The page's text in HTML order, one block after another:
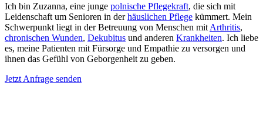
Ich bin Zuzanna, eine junge polnische Pflegekraft, die sich mit
Leidenschaft um Senioren in derhäuslichen Pflege kümmert. Mein
Schwerpunkt liegt in der Betreuung von Menschen mit Arthritis,
chronischen Wunden, Dekubitus und anderen Krankheiten. Ich liebe
es, meine Patienten mit Fürsorge und Empathie zu versorgen und
ihnen das Gefühl von Geborgenheit zu geben.
Jetzt Anfrage senden